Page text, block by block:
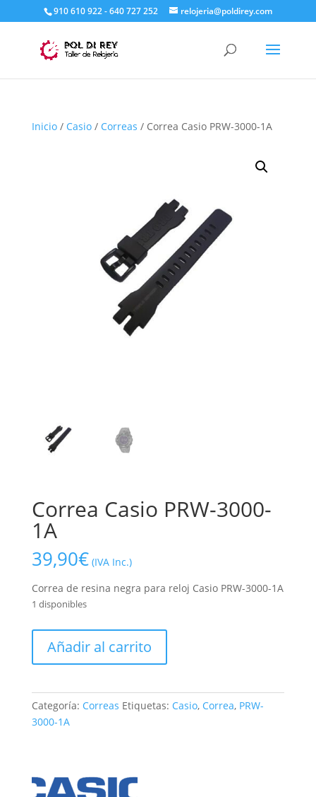
910 610 922 - 640 727 252 relojeria@poldirey.com
Inicio/ Casio/ Correas / Correa Casio PRW-3000-1A
Correa Casio PRW-3000-
1A
39,90€ (IVA Inc.)
Correa de resina negra para reloj Casio PRW-3000-1A
1 disponibles
Casio
PRW-
1A
cantidad
Añadir al carrito
Categoría: Correas Etiquetas: Casio, Correa, PRW-
3000-1A